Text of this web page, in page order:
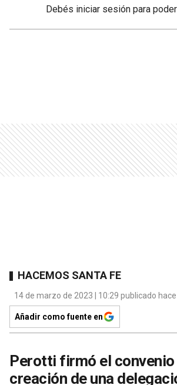
Debés iniciar sesión para
HACEMOS SANTA FE
14 de marzo de 2023 | 10:29 publicado
Añadir como fuente en
Perotti firmó el convenio
creación de una